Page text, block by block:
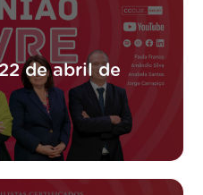
de abril de